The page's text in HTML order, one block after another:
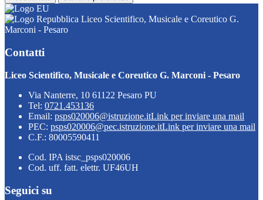
Liceo Scientifico, Musicale e Coreutico G.
Marconi - Pesaro
Contatti
Liceo Scientifico, Musicale e Coreutico G. Marconi - Pesaro
Via Nanterre, 10 61122 Pesaro PU
Tel: 0721.453136
Email: psps020006@istruzione.itLink per inviare una mail
PEC: psps020006@pec.istruzione.itLink per inviare una mail
C.F.: 80005590411
Cod. IPA istsc_psps020006
Cod. uff. fatt. elettr. UF46UH
Seguici su